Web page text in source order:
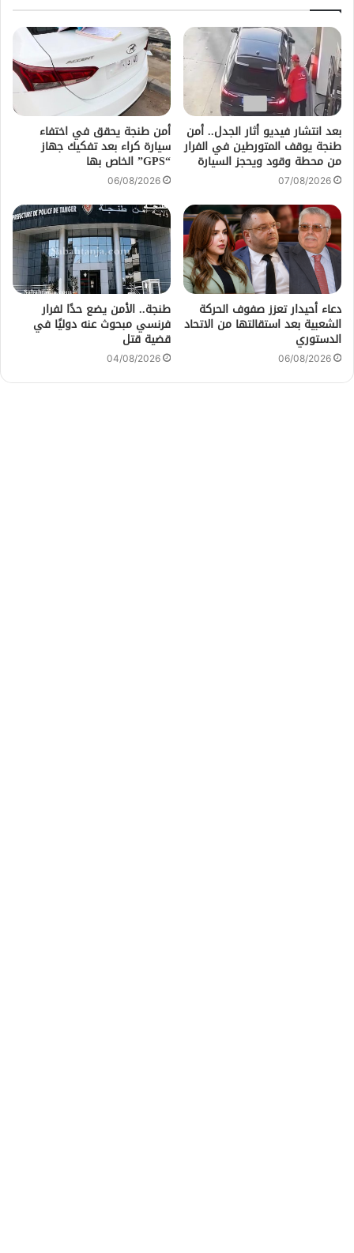
بعد انتشار فيديو أثار الجدل.. أمن
طنجة يوقف المتورطين في الفرار
من محطة وقود ويحجز السيارة
07/08/2026
أمن طنجة يحقق في اختفاء
سيارة كراء بعد تفكيك جهاز
“GPS” الخاص بها
06/08/2026
دعاء أحيدار تعزز صفوف الحركة
الشعبية بعد استقالتها من الاتحاد
الدستوري
06/08/2026
طنجة.. الأمن يضع حدًا لفرار
فرنسي مبحوث عنه دوليًا في
قضية قتل
04/08/2026